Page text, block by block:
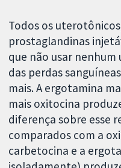
Todos os
prostaglandinas
que não usar
das perdas
mais. A ergotamina
mais oxitocina
diferença sobre esse
comparados com a
carbetocina e a